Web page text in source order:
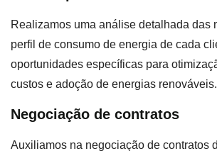
Realizamos uma análise detalhada das
perfil de consumo de energia de cada
oportunidades específicas para
custos e adoção de energias renováveis.
Negociação de contratos
Auxiliamos na negociação de contratos